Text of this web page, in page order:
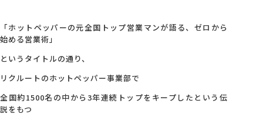
「ホットペッパーの元全国トップ営業マンが語る、ゼロから
始める営業術」
というタイトルの通り、
リクルートのホットペッパー事業部で
全国約1500名の中から3年連続トップをキープしたという伝
説をもつ